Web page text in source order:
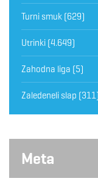
Turni smuk (629)
Utrinki (4.649)
Zahodna liga (5)
Zaledeneli slap (311)
Meta